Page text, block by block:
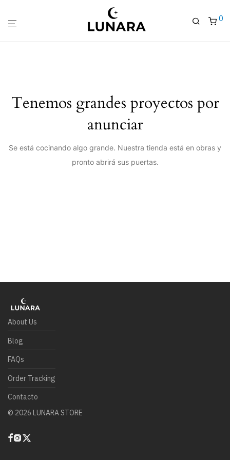
0
Tenemos grandes proyectos por
anunciar
Se está cocinando algo grande. Nuestra tienda está en obras y
pronto abrirá sus puertas.
About Us
Blog
FAQs
Order Tracking
Contacto
© 2026 LUNARA STORE